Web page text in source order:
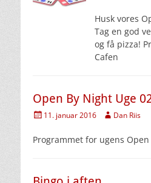
Husk vores
Tag en god
og få pizza!
Cafen
Open By Night Uge
Udgivet
11. januar 2016 Forfatter
Dan Riis
Programmet for ugens